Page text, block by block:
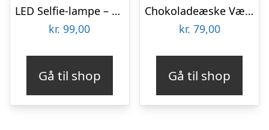
LED Selfie-lampe – Vooni
kr. 99,00
Gå til shop
Chokoladeæske Værktøj
kr. 79,00
Gå til shop